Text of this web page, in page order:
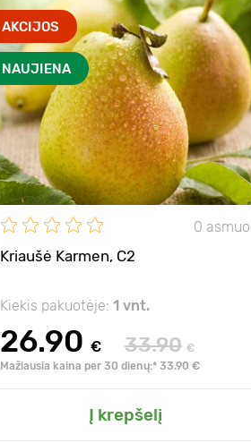
AKCIJOS
NAUJIENA
0 asmuo
Kriaušė Karmen, C2
Kiekis pakuotėje: 1 vnt.
26.90 € 33.90 €
Mažiausia kaina per 30 dienų:* 33.90 €
Į krepšelį